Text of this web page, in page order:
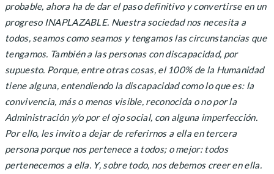
probable, ahora ha de dar el paso definitivo y convertirse en un
progreso INAPLAZABLE. Nuestra sociedad nos necesita a
todos, seamos como seamos y tengamos las circunstancias que
tengamos. También a las personas con discapacidad, por
supuesto. Porque, entre otras cosas, el 100% de la Humanidad
tiene alguna, entendiendo la discapacidad como lo que es: la
convivencia, más o menos visible, reconocida o no por la
Administración y/o por el ojo social, con alguna imperfección.
Por ello, les invito a dejar de referirnos a ella en tercera
persona porque nos pertenece a todos; o mejor: todos
pertenecemos a ella. Y, sobre todo, nos debemos creer en ella.